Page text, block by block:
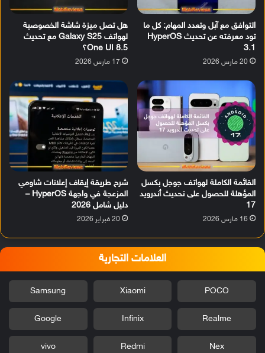
التوافق مع آبل وتعدد المهام: كل ما
تود معرفته عن تحديث HyperOS
3.1
20 مارس 2026
هل تصل ميزة شاشة الخصوصية
لهواتف Galaxy S25 مع تحديث
One UI 8.5؟
17 مارس 2026
القائمة الكاملة لهواتف جوجل بكسل
المؤهلة للحصول على تحديث أندرويد
17
16 مارس 2026
شرح طريقة إيقاف إعلانات شاومي
المزعجة في واجهة HyperOS –
دليل شامل 2026
20 فبراير 2026
العلامات التجارية
POCO
Xiaomi
Samsung
Realme
Infinix
Google
Nex
Redmi
vivo